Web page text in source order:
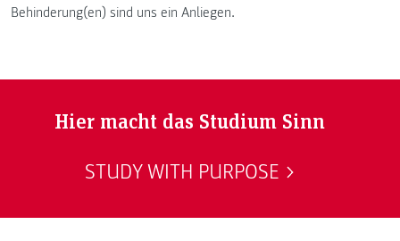
Behinderung(en) sind uns ein Anliegen.
Hier macht das Studium Sinn
STUDY WITH PURPOSE